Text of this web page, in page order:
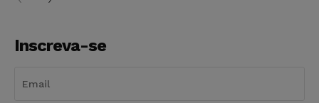
Inscreva-se